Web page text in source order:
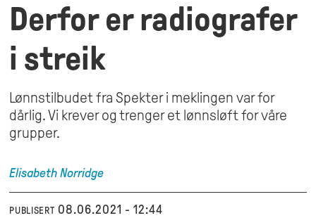
Derfor er radiografer
i streik
Lønnstilbudet fra Spekter i meklingen var for
dårlig. Vi krever og trenger et lønnsløft for våre
grupper.
Elisabeth Norridge
PUBLISERT 08.06.2021 - 12:44